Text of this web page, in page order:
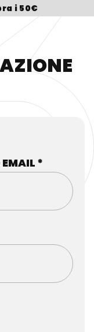
i 50€
*